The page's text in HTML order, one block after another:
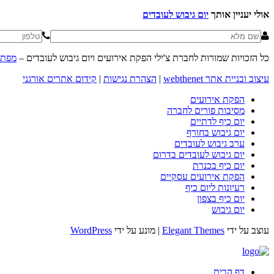
אולי יעניין אותך יום גיבוש לעובדים
כל הזכויות שמורות לחברת צ'ילי הפקת אירועים ויום גיבוש לעובדים –
עיצוב ובניית אתר webthenet
| הצהרת נגישות | קידום אתרים אורגני
הפקת אירועים
מסיבות פורים לחברה
יום כיף לדתיים
יום גיבוש בחורף
ערב גיבוש לעובדים
יום גיבוש לעובדים בדרום
יום כיף בכנרת
הפקת אירועים עסקיים
רעיונות ליום כיף
יום כיף בצפון
יום גיבוש
עוצב על ידי Elegant Themes | מונע על ידי WordPress
דף הבית